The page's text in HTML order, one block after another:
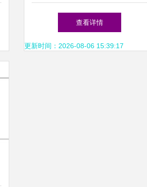
市一个关于德清购房群体的关
键辟谣全解析
查看详情
更新时间：2026-08-06 15:39:17